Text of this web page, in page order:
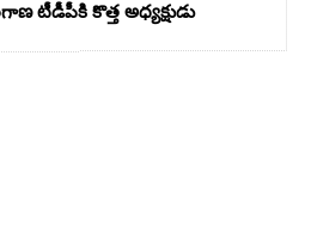
టీడీపీకి కొత్త అధ్యక్షుడు